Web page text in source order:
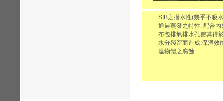
SIB之撥水性(幾乎不吸
通過蒸發之特性, 配合
布包排氣排水孔使其得
水分殘留而造成;保溫效
溫物體之腐蝕